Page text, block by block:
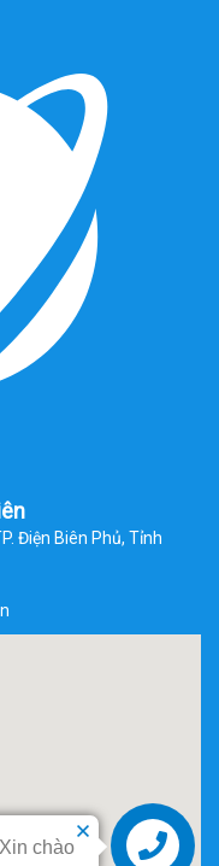
Điện Biên Phủ, Tỉnh
Xin chào